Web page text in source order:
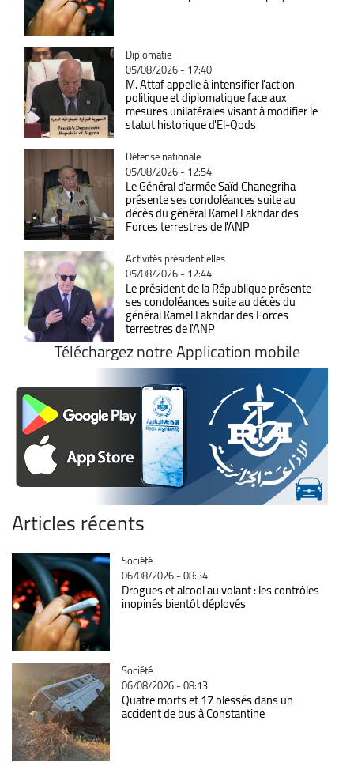
Catégorie
Diplomatie
05/08/2026 - 17:40
M. Attaf appelle à intensifier l'action
politique et diplomatique face aux
mesures unilatérales visant à modifier le
statut historique d'El-Qods
Catégorie
Défense nationale
05/08/2026 - 12:54
Le Général d'armée Saïd Chanegriha
présente ses condoléances suite au
décès du général Kamel Lakhdar des
Forces terrestres de l'ANP
Catégorie
Activités présidentielles
05/08/2026 - 12:44
Le président de la République présente
ses condoléances suite au décès du
général Kamel Lakhdar des Forces
terrestres de l'ANP
Téléchargez notre Application mobile
Articles récents
Catégorie
Société
06/08/2026 - 08:34
Drogues et alcool au volant : les contrôles
inopinés bientôt déployés
Catégorie
Société
06/08/2026 - 08:13
Quatre morts et 17 blessés dans un
accident de bus à Constantine